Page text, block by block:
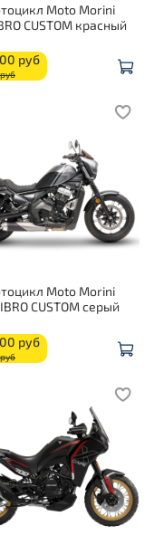
Moto Morini
CUSTOM красный
руб
Moto Morini
CUSTOM серый
руб